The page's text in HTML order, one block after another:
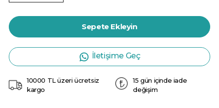
Sepete Ekleyin
İletişime Geç
10000 TL üzeri ücretsiz
kargo
15 gün içinde iade
değişim